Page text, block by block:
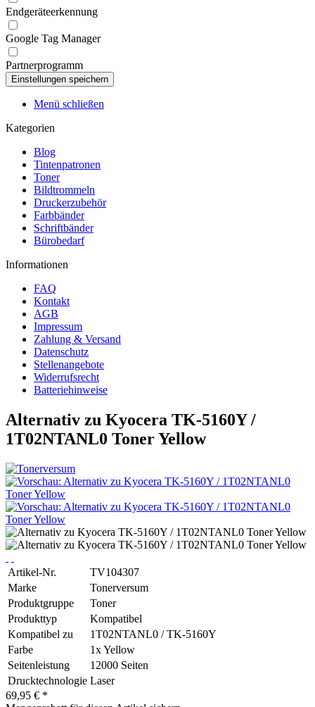
Endgeräteerkennung
Google Tag Manager
Partnerprogramm
Menü schließen
Kategorien
Blog
Tintenpatronen
Toner
Bildtrommeln
Druckerzubehör
Farbbänder
Schriftbänder
Bürobedarf
Informationen
FAQ
Kontakt
AGB
Impressum
Zahlung & Versand
Datenschutz
Stellenangebote
Widerrufsrecht
Batteriehinweise
Alternativ zu Kyocera TK-5160Y /
1T02NTANL0 Toner Yellow
Artikel-Nr.
TV104307
Marke
Tonerversum
Produktgruppe
Toner
Produkttyp
Kompatibel
Kompatibel zu
1T02NTANL0 / TK-5160Y
Farbe
1x Yellow
Seitenleistung
12000 Seiten
Drucktechnologie Laser
69,95 € *